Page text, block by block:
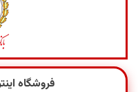
فروشگاه